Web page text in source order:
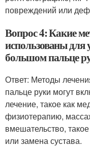
повреждений или
Вопрос 4: Какие
использованы для
большом пальце
Ответ: Методы
пальце руки могут
лечение, такое как
физиотерапию,
вмешательство,
или замена сустава.